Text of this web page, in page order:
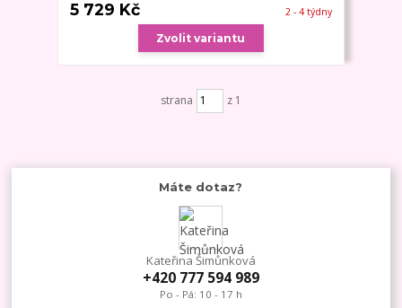
5 729 Kč 2 - 4 týdny
Zvolit variantu
strana z 1
Máte dotaz?
Kateřina Šimůnková
+420 777 594 989
Po - Pá: 10 - 17 h